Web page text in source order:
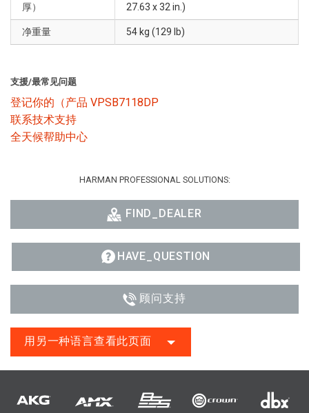
厚）
27.63 x 32 in.)
净重量 54 kg (129 lb)
支援/最常见问题
登记你的（产品 VPSB7118DP
联系技术支持
全天候帮助中心
HARMAN PROFESSIONAL SOLUTIONS:
FIND_DEALER
HAVE_QUESTION
顾问支持
用另一种语言查看此页面